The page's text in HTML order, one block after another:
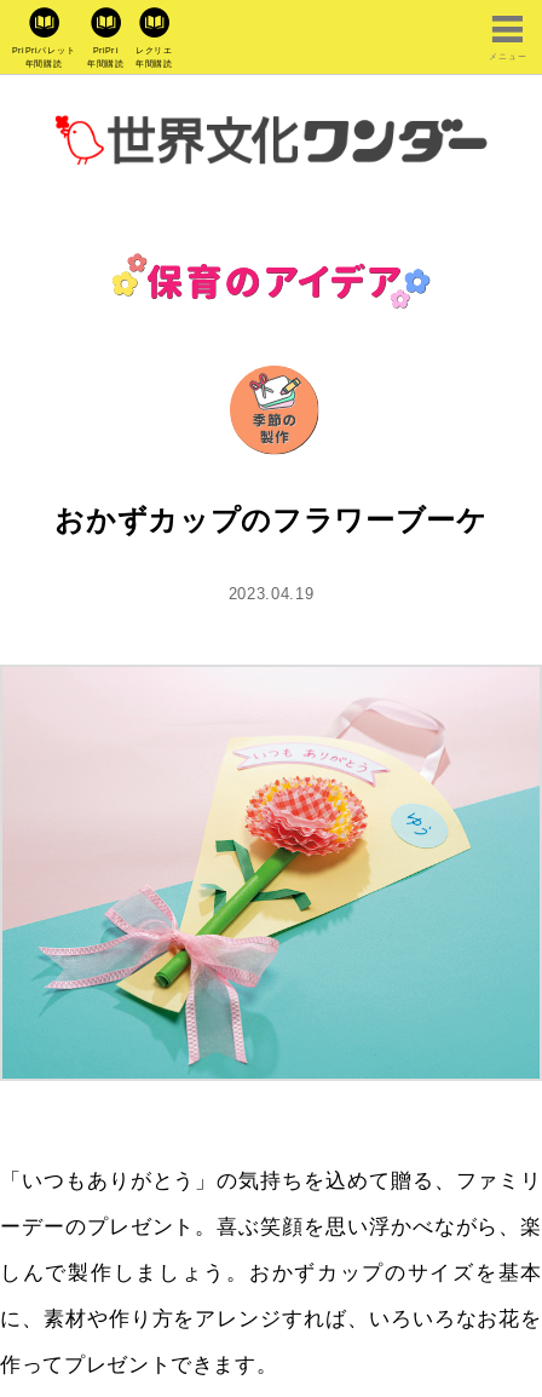
PriPriパレット
年間購読
PriPri
年間購読
レクリエ
年間購読
メニュー
おかずカップのフラワーブーケ
2023.04.19
「いつもありがとう」の気持ちを込めて贈る、ファミリ
ーデーのプレゼント。喜ぶ笑顔を思い浮かべながら、楽
しんで製作しましょう。おかずカップのサイズを基本
に、素材や作り方をアレンジすれば、いろいろなお花を
作ってプレゼントできます。